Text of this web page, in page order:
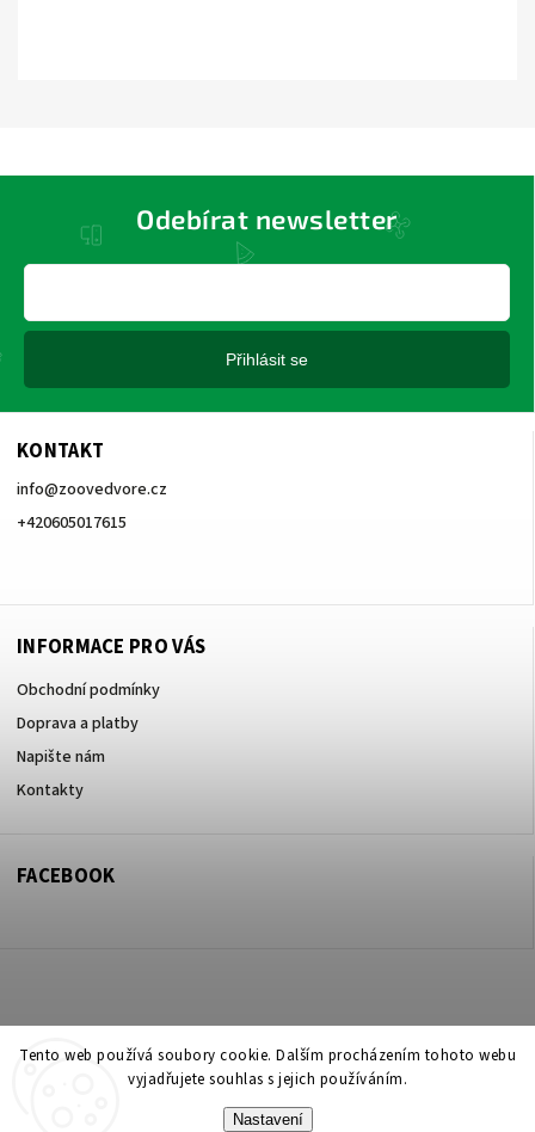
Tento web používá soubory cookie. Dalším procházením tohoto webu
vyjadřujete souhlas s jejich používáním.
Nastavení
KONTAKT
info@zoovedvore.cz
+420605017615
INFORMACE PRO VÁS
Obchodní podmínky
Doprava a platby
Napište nám
Kontakty
Odebírat newsletter
Přihlásit se
FACEBOOK
Copyright 2026 ZOO ve dvoře Praha 5. Všechna práva vyhrazena.
Upravit nastavení cookies